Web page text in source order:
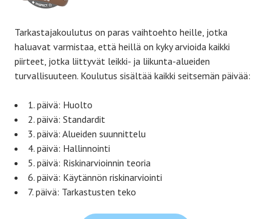
Tarkastajakoulutus on paras vaihtoehto heille, jotka
haluavat varmistaa, että heillä on kyky arvioida kaikki
piirteet, jotka liittyvät leikki- ja liikunta-alueiden
turvallisuuteen. Koulutus sisältää kaikki seitsemän päivää:
1. päivä: Huolto
2. päivä: Standardit
3. päivä: Alueiden suunnittelu
4. päivä: Hallinnointi
5. päivä: Riskinarvioinnin teoria
6. päivä: Käytännön riskinarviointi
7. päivä: Tarkastusten teko